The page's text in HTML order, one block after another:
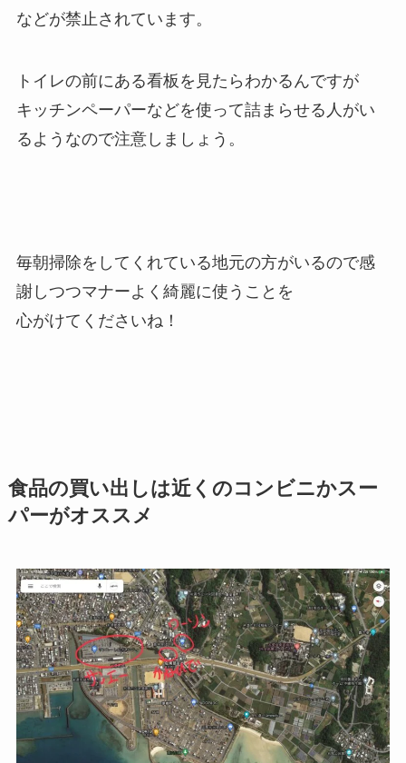
などが禁止されています。
トイレの前にある看板を見たらわかるんですが
キッチンペーパーなどを使って詰まらせる人がい
るようなので注意しましょう。
毎朝掃除をしてくれている地元の方がいるので感
謝しつつマナーよく綺麗に使うことを
心がけてくださいね！
食品の買い出しは近くのコンビニかスー
パーがオススメ